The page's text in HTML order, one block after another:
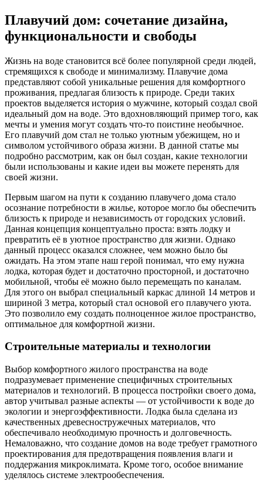
Плавучий дом: сочетание дизайна,
функциональности и свободы
Жизнь на воде становится всё более популярной среди людей,
стремящихся к свободе и минимализму. Плавучие дома
представляют собой уникальные решения для комфортного
проживания, предлагая близость к природе. Среди таких
проектов выделяется история о мужчине, который создал свой
идеальный дом на воде. Это вдохновляющий пример того, как
мечты и умения могут создать что-то поистине необычное.
Его плавучий дом стал не только уютным убежищем, но и
символом устойчивого образа жизни. В данной статье мы
подробно рассмотрим, как он был создан, какие технологии
были использованы и какие идеи вы можете перенять для
своей жизни.
Первым шагом на пути к созданию плавучего дома стало
осознание потребности в жилье, которое могло бы обеспечить
близость к природе и независимость от городских условий.
Данная концепция концептуально проста: взять лодку и
превратить её в уютное пространство для жизни. Однако
данный процесс оказался сложнее, чем можно было бы
ожидать. На этом этапе наш герой понимал, что ему нужна
лодка, которая будет и достаточно просторной, и достаточно
мобильной, чтобы её можно было перемещать по каналам.
Для этого он выбрал специальный каркас длиной 14 метров и
шириной 3 метра, который стал основой его плавучего уюта.
Это позволило ему создать полноценное жилое пространство,
оптимальное для комфортной жизни.
Строительные материалы и технологии
Выбор комфортного жилого пространства на воде
подразумевает применение специфичных строительных
материалов и технологий. В процесса постройки своего дома,
автор учитывал разные аспекты — от устойчивости к воде до
экологии и энергоэффективности. Лодка была сделана из
качественных древесностружечных материалов, что
обеспечивало необходимую прочность и долговечность.
Немаловажно, что создание домов на воде требует грамотного
проектирования для предотвращения появления влаги и
поддержания микроклимата. Кроме того, особое внимание
уделялось системе электрообеспечения.